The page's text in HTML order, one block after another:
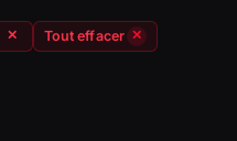
✕ Tout effacer ✕